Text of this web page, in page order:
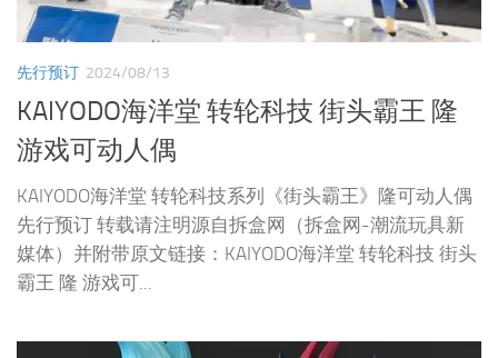
先行预订 2024/08/13
KAIYODO海洋堂 转轮科技 街头霸王 隆
游戏可动人偶
KAIYODO海洋堂 转轮科技系列《街头霸王》隆可动人偶
先行预订 转载请注明源自拆盒网（拆盒网-潮流玩具新
媒体）并附带原文链接：KAIYODO海洋堂 转轮科技 街头
霸王 隆 游戏可...